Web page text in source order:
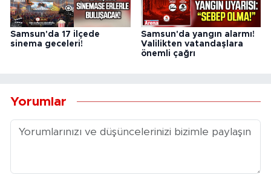
Samsun'da 17 ilçede
sinema geceleri!
Samsun'da yangın alarmı!
Valilikten vatandaşlara
önemli çağrı
Yorumlar